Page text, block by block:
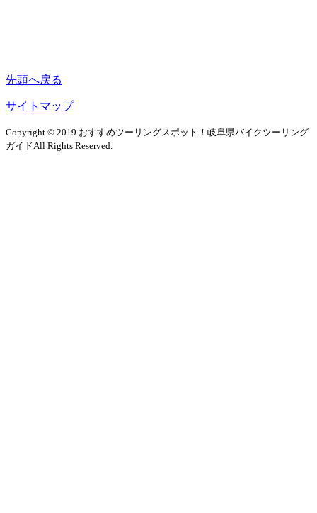
先頭へ戻る
サイトマップ
Copyright © 2019 おすすめツーリングスポット！岐阜県バイクツーリング
ガイドAll Rights Reserved.